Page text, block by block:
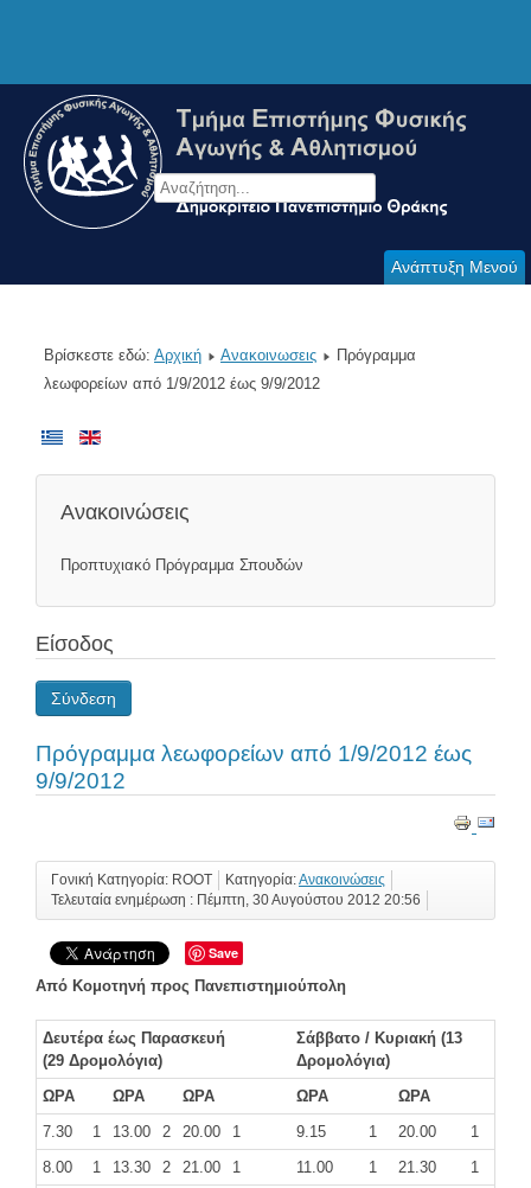
Ανάπτυξη Μενού
Βρίσκεστε εδώ: Αρχική Ανακοινωσεις
Πρόγραμμα
λεωφορείων από 1/9/2012 έως 9/9/2012
Ανακοινώσεις
Προπτυχιακό Πρόγραμμα Σπουδών
Είσοδος
Σύνδεση
Πρόγραμμα λεωφορείων από 1/9/2012 έως
9/9/2012
Γονική Κατηγορία: ROOT Κατηγορία:Ανακοινώσεις
Τελευταία ενημέρωση : Πέμπτη, 30 Αυγούστου 2012 20:56
Save
Από Κομοτηνή προς Πανεπιστημιούπολη
Δευτέρα έως Παρασκευή
(29 Δρομολόγια)
Σάββατο / Κυριακή (13
Δρομολόγια)
ΩΡΑ
ΩΡΑ ΩΡΑ ΩΡΑ
ΩΡΑ
7.30
1 13.00 2 20.00 1 9.15 1 20.00
1
8.00
1 13.30 2 21.00 1 11.00 1 21.30
1